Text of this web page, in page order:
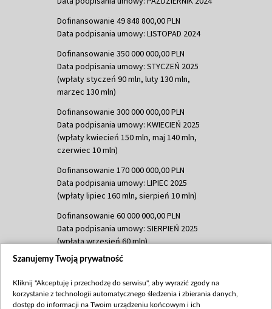
Dofinansowanie 49 848 800,00 PLN
Data podpisania umowy: LISTOPAD 2024
Dofinansowanie 350 000 000,00 PLN
Data podpisania umowy: STYCZEŃ 2025
(wpłaty styczeń 90 mln, luty 130 mln,
marzec 130 mln)
Dofinansowanie 300 000 000,00 PLN
Data podpisania umowy: KWIECIEŃ 2025
(wpłaty kwiecień 150 mln, maj 140 mln,
czerwiec 10 mln)
Dofinansowanie 170 000 000,00 PLN
Data podpisania umowy: LIPIEC 2025
(wpłaty lipiec 160 mln, sierpień 10 mln)
Dofinansowanie 60 000 000,00 PLN
Data podpisania umowy: SIERPIEŃ 2025
(wpłata wrzesień 60 mln)
Dofinansowanie 635 783 051,21 PLN
(wpłata wrzesień 100 mln, październik 350
mln, listopad 265 mln)
Szanujemy Twoją prywatność
Kliknij "Akceptuję i przechodzę do serwisu", aby wyrazić zgody na
korzystanie z technologii automatycznego śledzenia i zbierania danych,
dostęp do informacji na Twoim urządzeniu końcowym i ich